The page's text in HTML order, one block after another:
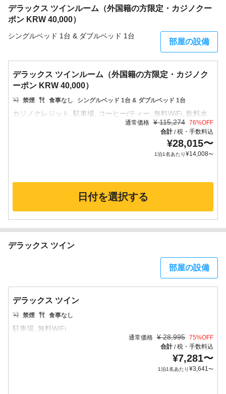
デラックス ツインルーム（外国籍の方限定・カジノクー
ポン KRW 40,000）
シングルベッド 1台 & ダブルベッド 1台
部屋の設備
デラックス ツインルーム（外国籍の方限定・カジノク
ーポン KRW 40,000）
禁煙 食事なし シングルベッド 1台 & ダブルベッド 1台
通常価格 ¥ 115,274 76%OFF
合計/税・手数料込
¥28,015〜
1泊1名あたり¥14,008〜
日付を選択する
デラックス ツイン
部屋の設備
デラックス ツイン
禁煙 食事なし
通常価格 ¥ 28,995 75%OFF
合計/税・手数料込
¥7,281〜
1泊1名あたり¥3,641〜